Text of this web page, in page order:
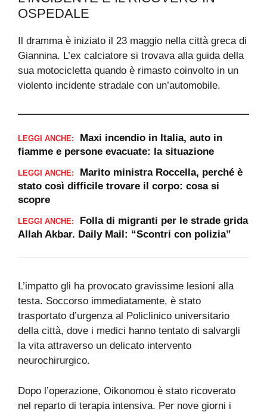
OSPEDALE
Il dramma è iniziato il 23 maggio nella città greca di
Giannina. L’ex calciatore si trovava alla guida della
sua motocicletta quando è rimasto coinvolto in un
violento incidente stradale con un’automobile.
LEGGI ANCHE:
Maxi incendio in Italia, auto in
fiamme e persone evacuate: la situazione
LEGGI ANCHE:
Marito ministra Roccella, perché è
stato così difficile trovare il corpo: cosa si
scopre
LEGGI ANCHE:
Folla di migranti per le strade grida
Allah Akbar. Daily Mail: “Scontri con polizia”
L’impatto gli ha provocato gravissime lesioni alla
testa. Soccorso immediatamente, è stato
trasportato d’urgenza al Policlinico universitario
della città, dove i medici hanno tentato di salvargli
la vita attraverso un delicato intervento
neurochirurgico.
Dopo l’operazione, Oikonomou è stato ricoverato
nel reparto di terapia intensiva. Per nove giorni i